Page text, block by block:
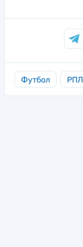
Футбол РПЛ